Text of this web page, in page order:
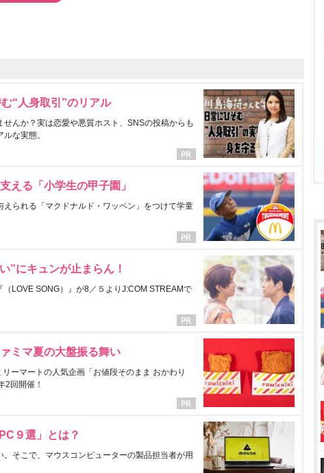
“人身取引”のリアル
せんか？実は恋愛や悪質ホスト、SNSの投稿からも
な実態。
える「小学生の甲子園」
られる「マクドナルド・ワッペン」をつけて学童
”にキュンが止まらん！
LOVE SONG）』が8／５よりJ:COM STREAMで
ミマ夏の大盤振る舞い
ーマートの人気企画「お値段そのまま おかわり
2回開催！
９選」とは？
そこで、マウスコンピューターの製品担当者が用